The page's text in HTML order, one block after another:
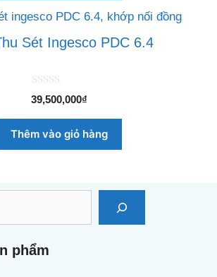
Sét Ingesco PDC 6.4
0
n
à
39,500,000₫
Thêm vào giỏ hàng
phẩm